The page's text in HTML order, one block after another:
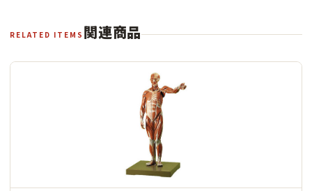
RELATED ITEMS 関連商品